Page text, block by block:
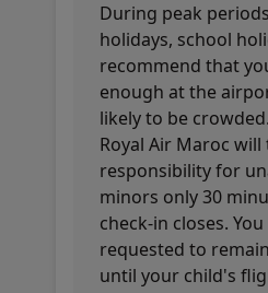
During peak
holidays, school
recommend that
enough at the
likely to be crowded.
Royal Air Maroc will
responsibility for
minors only 30
check-in closes.
requested to
until your child's